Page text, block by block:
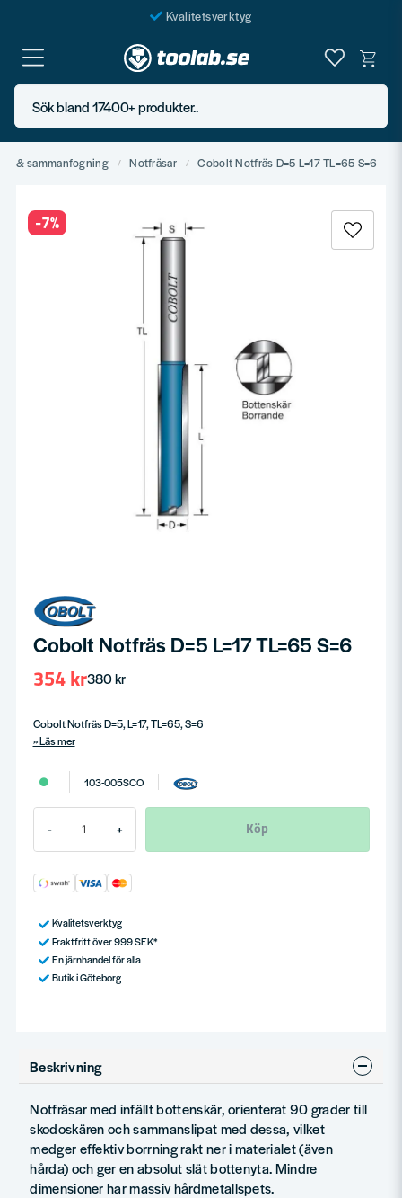
Kvalitetsverktyg
Fraktfritt över 999 SEK*
En järnhandel för alla
Butik i Göteborg
Sök bland 17400+ produkter..
& sammanfogning Notfräsar Cobolt Notfräs D=5 L=17 TL=65 S=6
-7%
Cobolt Notfräs D=5 L=17 TL=65 S=6
380 kr
354 kr
Cobolt Notfräs D=5, L=17, TL=65, S=6
Läs mer
103-005SCO
- + Köp
Kvalitetsverktyg
Fraktfritt över 999 SEK*
En järnhandel för alla
Butik i Göteborg
Beskrivning
Notfräsar med infällt bottenskär, orienterat 90 grader till
skodoskären och sammanslipat med dessa, vilket
medger effektiv borrning rakt ner i materialet (även
hårda) och ger en absolut slät bottenyta. Mindre
dimensioner har massiv hårdmetallspets.